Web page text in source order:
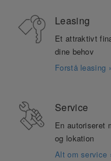
Leasing
Et attraktivt
dine behov
Forstå leasing
Service
En autoriseret
og lokation
Alt om service